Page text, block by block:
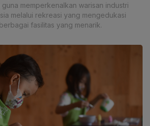
memperkenalkan warisan industri
melalui rekreasi yang mengedukasi
fasilitas yang menarik.